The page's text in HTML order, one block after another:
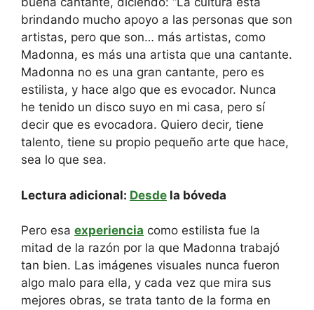
brindando mucho apoyo a las personas que son
artistas, pero que son… más artistas, como
Madonna, es más una artista que una cantante.
Madonna no es una gran cantante, pero es
estilista, y hace algo que es evocador. Nunca
he tenido un disco suyo en mi casa, pero sí
decir que es evocadora. Quiero decir, tiene
talento, tiene su propio pequeño arte que hace,
sea lo que sea.
Lectura adicional: Desde la bóveda
Pero esa experiencia como estilista fue la
mitad de la razón por la que Madonna trabajó
tan bien. Las imágenes visuales nunca fueron
algo malo para ella, y cada vez que mira sus
mejores obras, se trata tanto de la forma en